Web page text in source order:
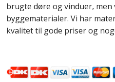
brugte døre og vinduer, men
byggematerialer. Vi har
kvalitet til gode priser og